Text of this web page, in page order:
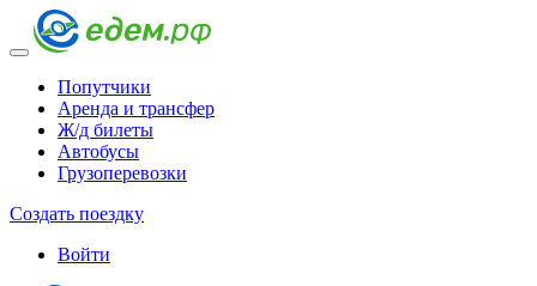
Попутчики
Аренда и трансфер
Ж/д билеты
Автобусы
Грузоперевозки
Создать поездку
Войти